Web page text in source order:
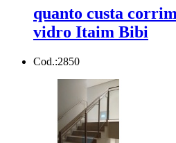
quanto custa
vidro Itaim Bibi
Cod.:2850